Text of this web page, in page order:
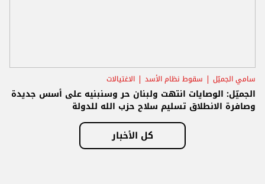
سامي الجميّل سقوط نظام الأسد الاغتيالات
الجميّل: الوصايات انتهت ولبنان حر وسنبنيه على أسس جديدة
وصافرة الانطلاق تسليم سلاح حزب الله للدولة
كل الأخبار